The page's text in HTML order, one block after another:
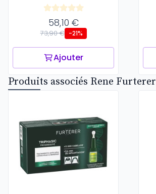
58,10 €
73,90 € -21%
Ajouter
Produits associés Rene Furterer